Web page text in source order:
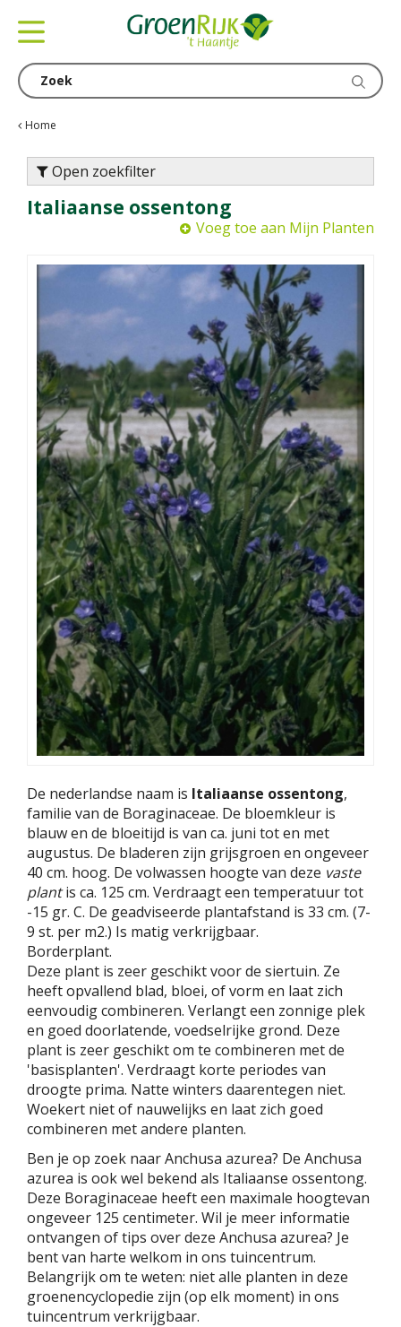
Home
Open zoekfilter
Italiaanse ossentong
Voeg toe aan Mijn Planten
De nederlandse naam is Italiaanse ossentong,
familie van de Boraginaceae. De bloemkleur is
blauw en de bloeitijd is van ca. juni tot en met
augustus. De bladeren zijn grijsgroen en ongeveer
40 cm. hoog. De volwassen hoogte van deze vaste
plantis ca. 125 cm. Verdraagt een temperatuur tot
-15 gr. C. De geadviseerde plantafstand is 33 cm. (7-
9 st. per m2.) Is matig verkrijgbaar.
Borderplant.
Deze plant is zeer geschikt voor de siertuin. Ze
heeft opvallend blad, bloei, of vorm en laat zich
eenvoudig combineren. Verlangt een zonnige plek
en goed doorlatende, voedselrijke grond. Deze
plant is zeer geschikt om te combineren met de
'basisplanten'. Verdraagt korte periodes van
droogte prima. Natte winters daarentegen niet.
Woekert niet of nauwelijks en laat zich goed
combineren met andere planten.
Ben je op zoek naar Anchusa azurea? De Anchusa
azurea is ook wel bekend als Italiaanse ossentong.
Deze Boraginaceae heeft een maximale hoogtevan
ongeveer 125 centimeter. Wil je meer informatie
ontvangen of tips over deze Anchusa azurea? Je
bent van harte welkom in ons tuincentrum.
Belangrijk om te weten: niet alle planten in deze
groenencyclopedie zijn (op elk moment) in ons
tuincentrum verkrijgbaar.